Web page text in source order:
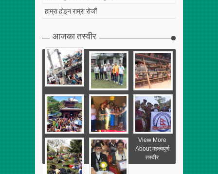
हाम्रा होइन राम्रा रोजौं
आजका तस्वीर
View More
About महत्वपुर्ण
तस्वीर